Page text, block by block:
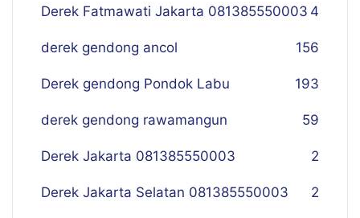
Derek Fatmawati Jakarta 081385550003 4
derek gendong ancol 156
Derek gendong Pondok Labu 193
derek gendong rawamangun 59
Derek Jakarta 081385550003 2
Derek Jakarta Selatan 081385550003 2